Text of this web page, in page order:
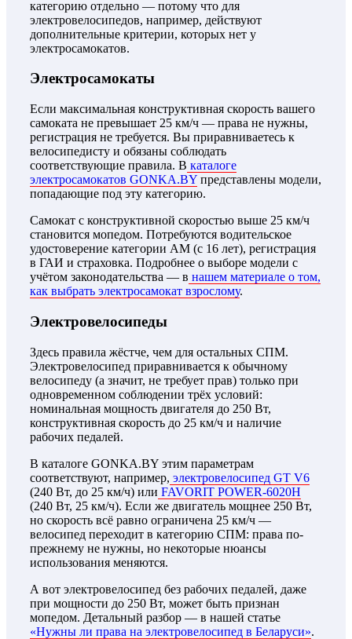
категорию отдельно — потому что для
электровелосипедов, например, действуют
дополнительные критерии, которых нет у
электросамокатов.
Электросамокаты
Если максимальная конструктивная скорость вашего
самоката не превышает 25 км/ч — права не нужны,
регистрация не требуется. Вы приравниваетесь к
велосипедисту и обязаны соблюдать
соответствующие правила. В каталоге
электросамокатов GONKA.BY представлены модели,
попадающие под эту категорию.
Самокат с конструктивной скоростью выше 25 км/ч
становится мопедом. Потребуются водительское
удостоверение категории АМ (с 16 лет), регистрация
в ГАИ и страховка. Подробнее о выборе модели с
учётом законодательства — в нашем материале о том,
как выбрать электросамокат взрослому.
Электровелосипеды
Здесь правила жёстче, чем для остальных СПМ.
Электровелосипед приравнивается к обычному
велосипеду (а значит, не требует прав) только при
одновременном соблюдении трёх условий:
номинальная мощность двигателя до 250 Вт,
конструктивная скорость до 25 км/ч и наличие
рабочих педалей.
В каталоге GONKA.BY этим параметрам
соответствуют, например, электровелосипед GT V6
(240 Вт, до 25 км/ч) или FAVORIT POWER-6020H
(240 Вт, 25 км/ч). Если же двигатель мощнее 250 Вт,
но скорость всё равно ограничена 25 км/ч —
велосипед переходит в категорию СПМ: права по-
прежнему не нужны, но некоторые нюансы
использования меняются.
А вот электровелосипед без рабочих педалей, даже
при мощности до 250 Вт, может быть признан
мопедом. Детальный разбор — в нашей статье
«Нужны ли права на электровелосипед в Беларуси».